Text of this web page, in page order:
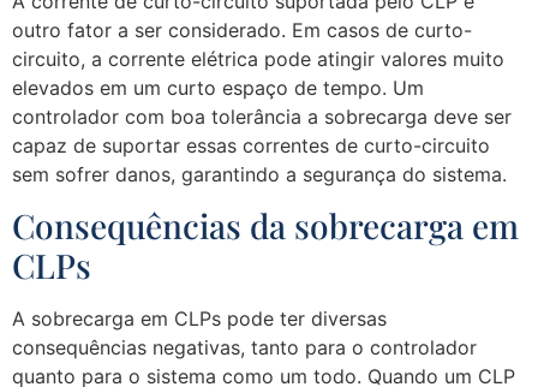
outro fator a ser considerado. Em casos de curto-
circuito, a corrente elétrica pode atingir valores muito
elevados em um curto espaço de tempo. Um
controlador com boa tolerância a sobrecarga deve ser
capaz de suportar essas correntes de curto-circuito
sem sofrer danos, garantindo a segurança do sistema.
Consequências da sobrecarga em
CLPs
A sobrecarga em CLPs pode ter diversas
consequências negativas, tanto para o controlador
quanto para o sistema como um todo. Quando um CLP